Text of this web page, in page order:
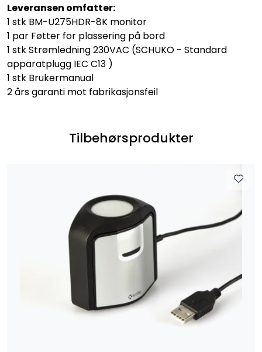
Leveransen omfatter:
1 stk BM-U275HDR-8K monitor
1 par Føtter for plassering på bord
1 stk Strømledning 230VAC (SCHUKO - Standard
apparatplugg IEC C13 )
1 stk Brukermanual
2 års garanti mot fabrikasjonsfeil
Tilbehørsprodukter